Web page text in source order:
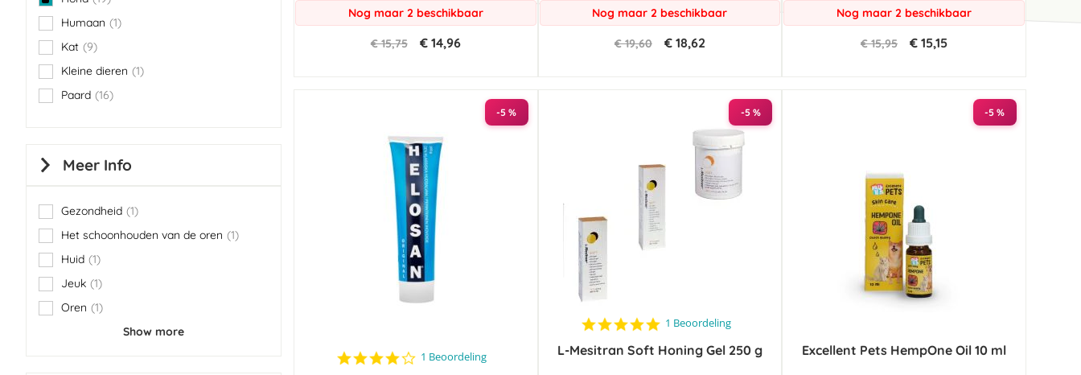
Nog maar 2 beschikbaar
€ 15,75 € 14,96
Nog maar 2 beschikbaar
€ 19,60 € 18,62
Nog maar 2 beschikbaar
€ 15,95 € 15,15
-5 %
4.0
1 Beoordeling
-5 %
5.0
rating
1 Beoordeling
L-Mesitran Soft Honing Gel 250 g
-5 %
Excellent Pets HempOne Oil 10 ml
items
Humaan
1
item
Kat
9
items
Kleine dieren
1
item
Paard 16
items
Meer Info
Gezondheid 1
item
Het schoonhouden van de oren
1
item
Huid 1
item
Jeuk 1
item
Oren
1
item
Show more